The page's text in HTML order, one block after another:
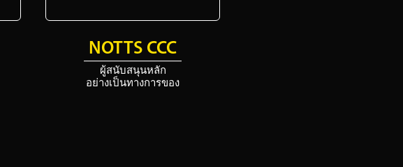
NOTTS CCC
ผู้สนับสนุนหลัก
อย่างเป็นทางการของ